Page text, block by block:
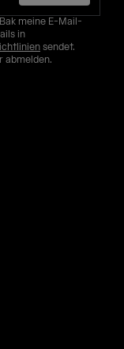
meine E-Mail-
in
sendet.
abmelden.